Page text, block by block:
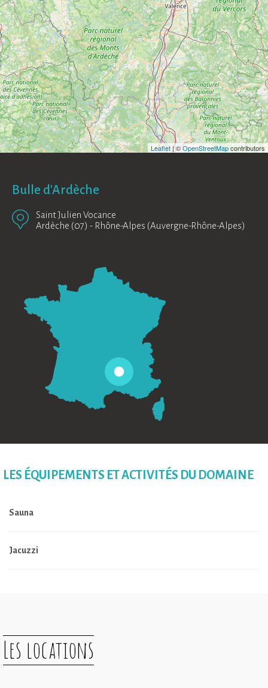
Leaflet| ©OpenStreetMapcontributors
Bulle d'Ardèche
Saint Julien Vocance
Ardèche (07) - Rhône-Alpes (Auvergne-Rhône-Alpes)
LES ÉQUIPEMENTS ET ACTIVITÉS DU DOMAINE
Sauna
Jacuzzi
Les locations